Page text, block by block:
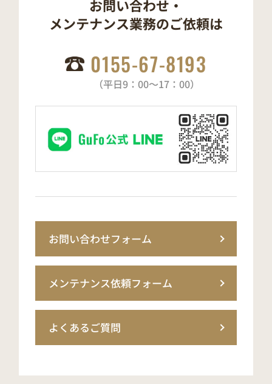
お問い合わせ・
メンテナンス業務のご依頼は
0155-67-8193
（平日9：00～17：00）
お問い合わせフォーム
メンテナンス依頼フォーム
よくあるご質問